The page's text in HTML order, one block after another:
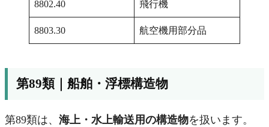
8802.40 飛行機
8803.30 航空機用部分品
第89類｜船舶・浮標構造物
第89類は、 海上・水上輸送用の構造物を扱います。